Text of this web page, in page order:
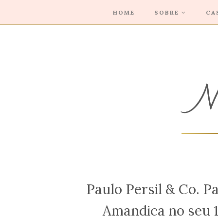
HOME SOBRE
Paulo Persil & Co.
Amandica no seu